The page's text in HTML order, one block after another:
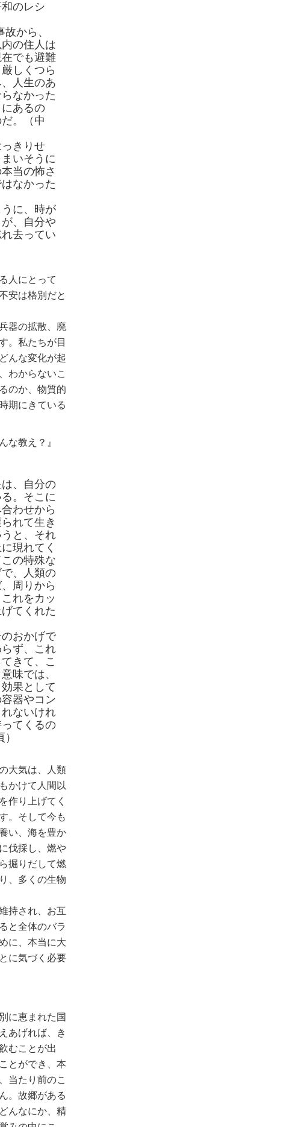
のレシ
から、
の住人は
でも避難
しくつら
人生のあ
なかった
あるの
。（中
きりせ
いそうに
当の怖さ
なかった
に、時が
、自分や
去ってい
人にとって
安は格別だと
器の拡散、廃
。私たちが目
んな変化が起
わからないこ
のか、物質的
期にきている
な教え？』
、自分の
。そこに
わせから
れて生き
と、それ
現れてく
の特殊な
、人類の
周りから
れをカッ
てくれた
おかげで
ず、これ
きて、こ
味では、
果として
器やコン
ないけれ
てくるの
大気は、人類
かけて人間以
作り上げてく
。そして今も
い、海を豊か
伐採し、燃や
掘りだして燃
、多くの生物
持され、お互
と全体のバラ
に、本当に大
に気づく必要
に恵まれた国
あげれば、き
むことが出
とができ、本
当たり前のこ
。故郷がある
んなにか、精